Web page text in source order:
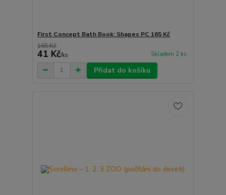
First Concept Bath Book: Shapes PC 165 Kč
165 Kč
41 Kč/ks Skladem 2 ks
Přidat do košíku